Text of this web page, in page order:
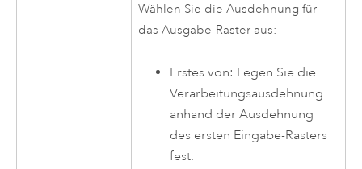
Wählen Sie die Ausdehnung für
das Ausgabe-Raster aus:
Erstes von: Legen Sie die
Verarbeitungsausdehnung
anhand der Ausdehnung
des ersten Eingabe-Rasters
fest.